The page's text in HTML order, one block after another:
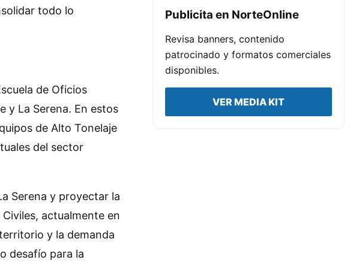
todo lo
de Oficios
y La Serena. En estos
de Alto Tonelaje
del sector
Serena y proyectar la
actualmente en
y la demanda
desafío para la
Publicita en NorteOnline
Revisa banners, contenido
patrocinado y formatos comerciales
disponibles.
VER MEDIA KIT